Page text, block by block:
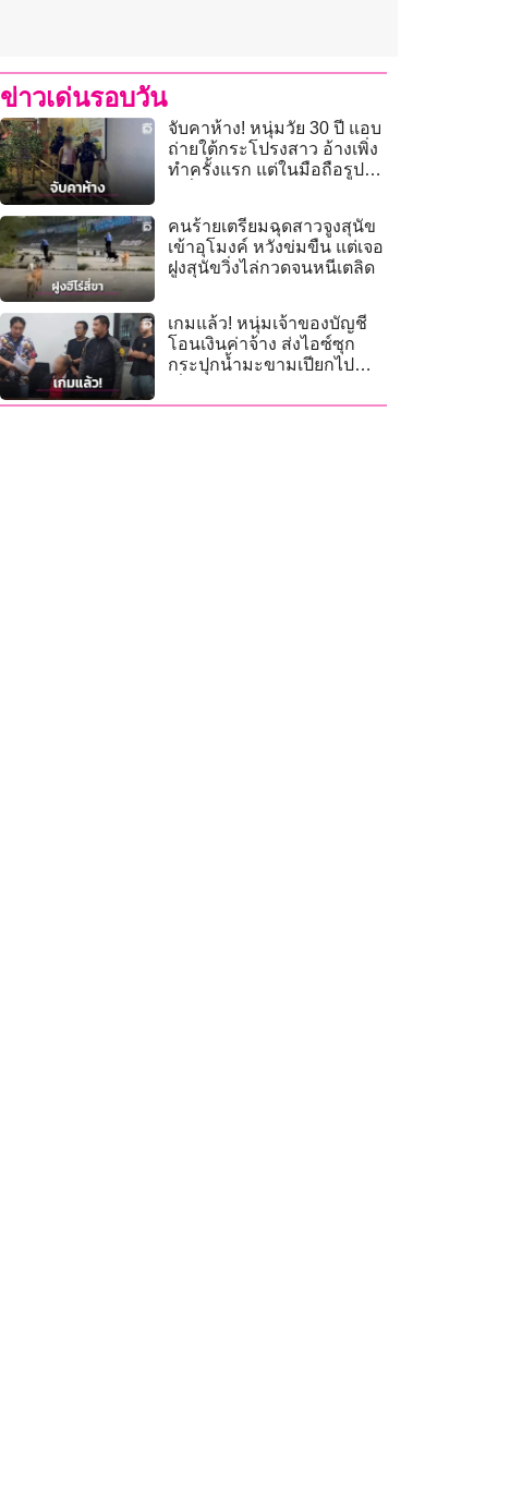
ข่าวเด่นรอบวัน
จับคาห้าง! หนุ่มวัย 30 ปี แอบ
ถ่ายใต้กระโปรงสาว อ้างเพิ่ง
ทำครั้งแรก แต่ในมือถือรูป
คนร้ายเตรียมฉุดสาวจูงสุนัข
เข้าอุโมงค์ หวังข่มขืน แต่เจอ
ฝูงสุนัขวิ่งไล่กวดจนหนีเตลิด
เกมแล้ว! หนุ่มเจ้าของบัญชี
โอนเงินค่าจ้าง ส่งไอซ์ซุก
กระปุกน้ำมะขามเปียกไป